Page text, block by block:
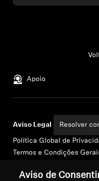
Apoio
Aviso Legal Resolver
Política Global de
Termos e Condições
Política de Divulgação
Aviso de